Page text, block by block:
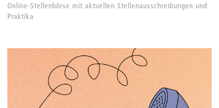
Online-Stellenbörse mit aktuellen Stellenausschreibungen und
Praktika